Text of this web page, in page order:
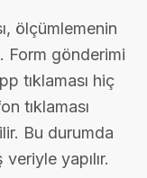
ölçümlemenin
Form gönderimi
tıklaması hiç
tıklaması
Bu durumda
yapılır.